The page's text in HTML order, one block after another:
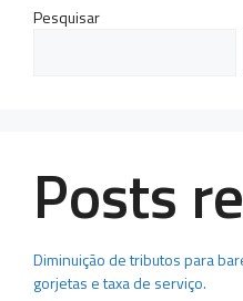
Pesquisar
Posts
Diminuição de tributos para
gorjetas e taxa de serviço.